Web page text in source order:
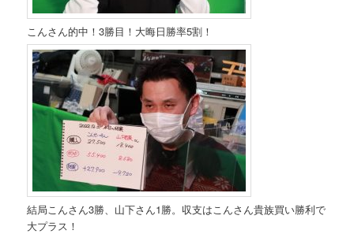
こんさん的中！3勝目！大晦日勝率5割！
結局こんさん3勝、山下さん1勝。収支はこんさん貴族買い勝利で
大プラス！